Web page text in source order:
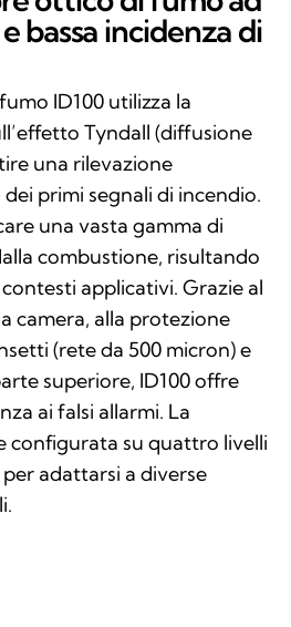
bassa incidenza di
ID100 utilizza la
Tyndall (diffusione
una rilevazione
primi segnali di incendio.
una vasta gamma di
combustione, risultando
applicativi. Grazie al
camera, alla protezione
(rete da 500 micron) e
superiore, ID100 offre
ai falsi allarmi. La
configurata su quattro livelli
per adattarsi a diverse